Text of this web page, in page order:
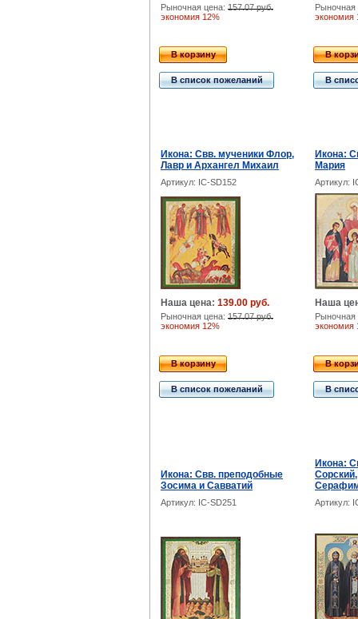
Рыночная цена: 157.07 руб.
экономия 12%
экономия
В корзину
В список пожеланий
В
В
Икона: Свв. мученики Флор,
Лавр и Архангел Михаил
Икона:
Мария
Артикул: IC-SD152 Артикул:
Наша цена: 139.00 руб.
Рыночная цена: 157.07 руб.
экономия 12%
Наша
экономия
В корзину
В список пожеланий
В
В
Икона: Свв. преподобные
Зосима и Савватий
Икона:
Артикул: IC-SD251 Артикул: